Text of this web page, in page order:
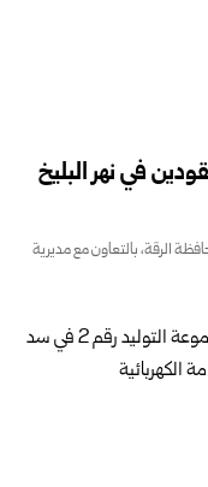
في نهر البليخ
الرقة، بالتعاون مع مديرية